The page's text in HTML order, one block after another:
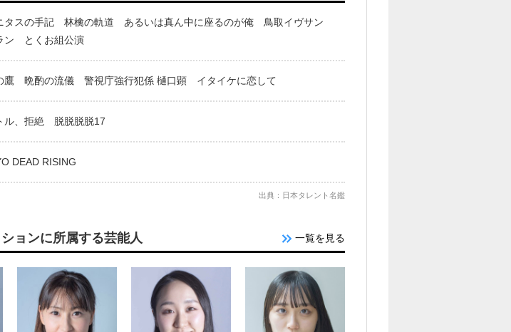
タスの手記 林檎の軌道 あるいは真ん中に座るのが俺 鳥取イヴサン
ン とくお組公演
鷹 晩酌の流儀 警視庁強行犯係 樋口顕 イタイケに恋して
ル、拒絶 脱脱脱脱17
DEAD RISING
出典：日本タレント名鑑
ョンに所属する芸能人 一覧を見る